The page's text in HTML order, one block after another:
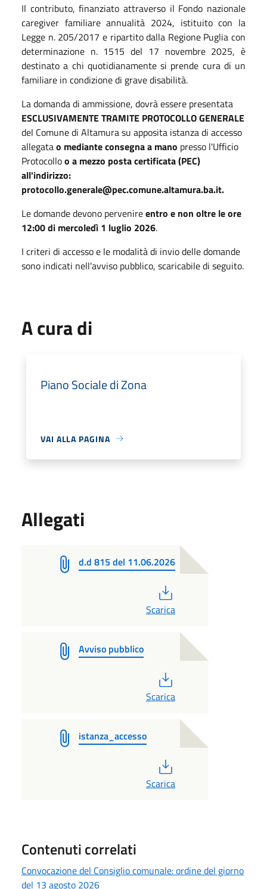
Il contributo, finanziato attraverso il Fondo nazionale
caregiver familiare annualità 2024, istituito con la
Legge n. 205/2017 e ripartito dalla Regione Puglia con
determinazione n. 1515 del 17 novembre 2025, è
destinato a chi quotidianamente si prende cura di un
familiare in condizione di grave disabilità.
La domanda di ammissione, dovrà essere presentata
ESCLUSIVAMENTE TRAMITE PROTOCOLLO GENERALE
del Comune di Altamura su apposita istanza di accesso
allegatao mediante consegna a mano presso l'Ufficio
Protocolloo a mezzo posta certificata (PEC)
all'indirizzo:
protocollo.generale@pec.comune.altamura.ba.it.
Le domande devono pervenireentro e non oltre le ore
12:00 di mercoledì 1 luglio 2026.
I criteri di accesso e le modalità di invio delle domande
sono indicati nell'avviso pubblico, scaricabile di seguito.
A cura di
Piano Sociale di Zona
VAI ALLA PAGINA
Allegati
d.d 815 del 11.06.2026
Scarica
Avviso pubblico
Scarica
istanza_accesso
Scarica
Contenuti correlati
Convocazione del Consiglio comunale: ordine del giorno
del 13 agosto 2026